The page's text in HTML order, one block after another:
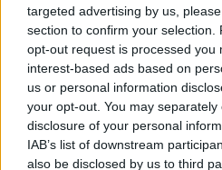
targeted advertising by us,
section to confirm your selection.
opt-out request is processed you
interest-based ads based on
us or personal information
your opt-out. You may
disclosure of your personal
IAB’s list of downstream
also be disclosed by us to third
Τι αναφέρει το πόρισμα των
«Βλέπουμε πως υπάρχει